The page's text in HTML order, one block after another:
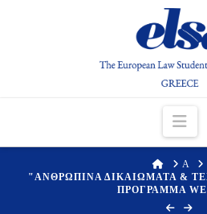
HOME
Α
"ΑΝΘΡΩΠΙΝΑ ΔΙΚΑΙΩΜΑΤΑ &
ΠΡΟΓΡΑΜΜΑ